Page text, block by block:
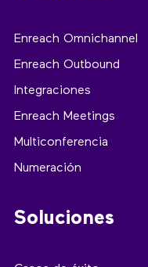
Enreach Omnichannel
Enreach Outbound
Integraciones
Enreach Meetings
Multiconferencia
Numeración
Soluciones